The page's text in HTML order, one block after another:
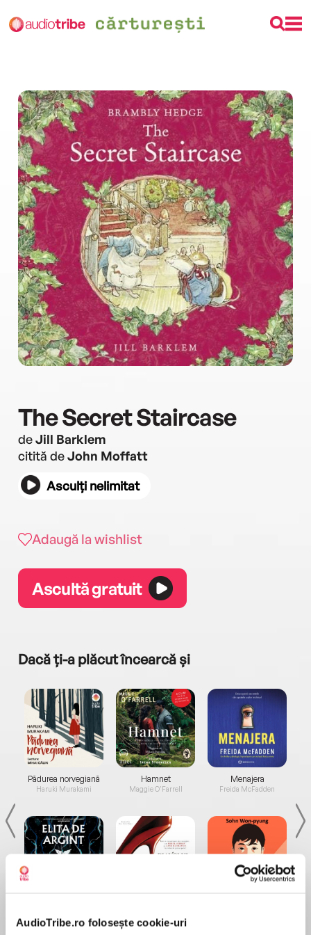
AudioTribe.ro folosește cookie-uri
The Secret Staircase
deJill Barklem
citită deJohn Moffatt
Asculți nelimitat
Adaugă la wishlist
Ascultă gratuit
Dacă ți-a plăcut încearcă și
Pădurea norvegiană
Haruki Murakami
de...
Dani Francis
Hamnet
Maggie O'Farrell
la...
Lauren Weisberger
Menajera
Freida McFadden